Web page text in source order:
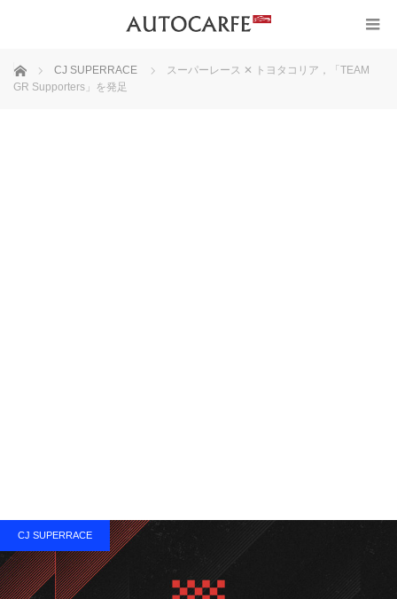
ホーム CJ SUPERRACE
スーパーレース ✕ トヨタコリア，「TEAM
GR Supporters」を発足
CJ SUPERRACE